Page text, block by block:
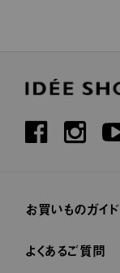
お買いものガイド
よくあるご質問